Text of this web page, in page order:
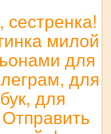
милой
для
для
для